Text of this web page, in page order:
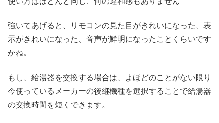
強いてあげると、リモコンの見た目がきれいになった、表
示がきれいになった、音声が鮮明になったことくらいです
かね。
もし、給湯器を交換する場合は、よほどのことがない限り
今使っているメーカーの後継機種を選択することで給湯器
の交換時間を短くできます。